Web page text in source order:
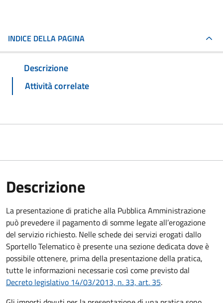
INDICE DELLA PAGINA
Descrizione
Attività correlate
Descrizione
La presentazione di pratiche alla Pubblica Amministrazione
può prevedere il pagamento di somme legate all’erogazione
del servizio richiesto. Nelle schede dei servizi erogati dallo
Sportello Telematico è presente una sezione dedicata dove è
possibile ottenere, prima della presentazione della pratica,
tutte le informazioni necessarie così come previsto dal
Decreto legislativo 14/03/2013, n. 33, art. 35.